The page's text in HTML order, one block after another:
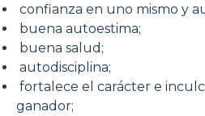
confianza en uno mismo y
buena autoestima;
buena salud;
autodisciplina;
fortalece el carácter e
ganador;